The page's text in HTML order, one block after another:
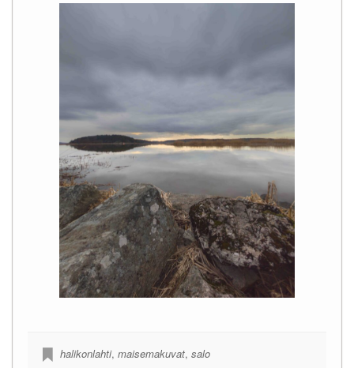
halikonlahti, maisemakuvat, salo